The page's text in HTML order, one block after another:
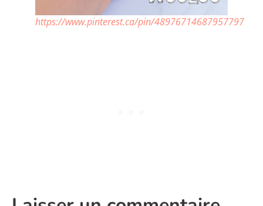
https://www.pinterest.ca/pin/48976714687957797